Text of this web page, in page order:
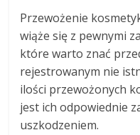
Przewożenie
wiąże się z pewnymi
które warto znać
rejestrowanym nie
ilości przewożonych
jest ich odpowiednie
uszkodzeniem.